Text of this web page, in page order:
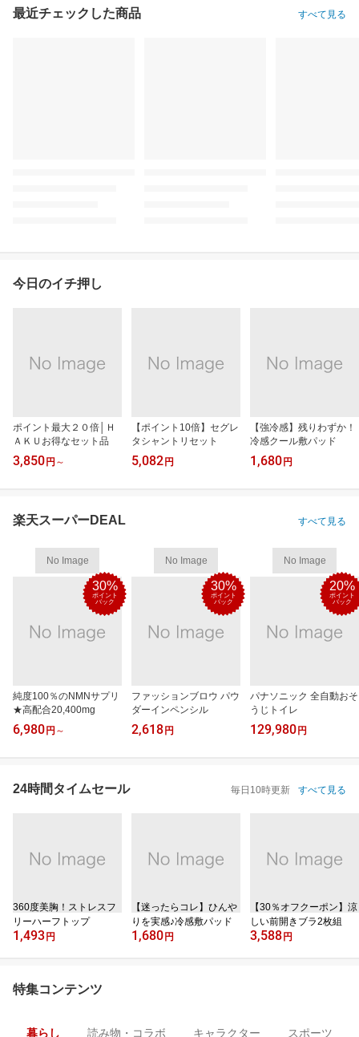
最近チェックした商品 すべて見る
今日のイチ押し
ポイント最大２０倍│Ｈ
ＡＫＵお得なセット品
3,850 円 ～
【ポイント10倍】セグレ
タシャントリセット
5,082 円
【強冷感】残りわずか！
冷感クール敷パッド
1,680 円
楽天スーパーDEAL すべて見る
No Image
30%
ポイント
バック
純度100％のNMNサプリ
★高配合20,400mg
6,980 円 ～
No Image
30%
ポイント
バック
ファッションブロウ パウ
ダーインペンシル
2,618 円
No Image
20%
ポイント
バック
パナソニック 全自動おそ
うじトイレ
129,980 円
24時間タイムセール 毎日10時更新 すべて見る
360度美胸！ストレスフ
リーハーフトップ
1,493 円
【迷ったらコレ】ひんや
りを実感♪冷感敷パッド
1,680 円
【30％オフクーポン】涼
しい前開きブラ2枚組
3,588 円
特集コンテンツ
暮らし 読み物・コラボ キャラクター スポーツ